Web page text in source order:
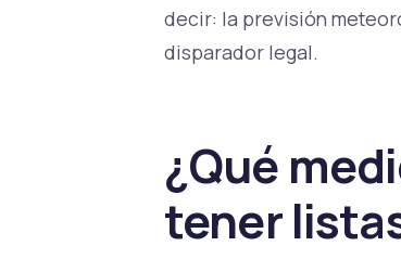
decir: la previsión
disparador legal.
¿Qué
tener